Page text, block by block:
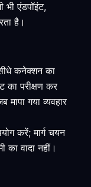
एंडपॉइंट,
है।
कनेक्शन का
परीक्षण कर
गया व्यवहार
करें; मार्ग चयन
का वादा नहीं।